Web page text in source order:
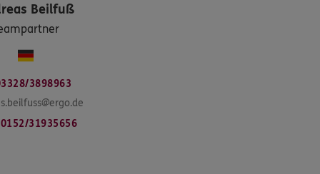
Beilfuß
3898963
0152/31935656